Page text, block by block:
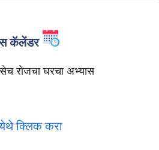
कॅलेंडर
रोजचा घरचा अभ्यास
क्लिक करा